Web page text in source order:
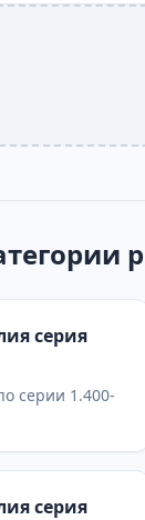
серия
серии 1.400-
серия